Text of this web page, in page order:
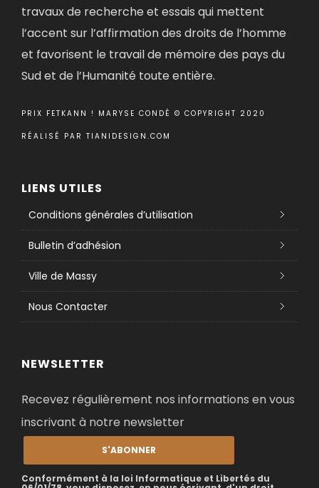
travaux de recherche et essais qui mettent
l’accent sur l’affirmation des droits de l’homme
et favorisent le travail de mémoire des pays du
Sud et de l’Humanité toute entière.
PRIX FETKANN ! MARYSE CONDÉ © COPYRIGHT 2020
RÉALISÉ PAR TIANIDESIGN.COM
LIENS UTILES
Conditions générales d’utilisation
Bulletin d’adhésion
Ville de Massy
Nous Contacter
NEWSLETTER
Recevez régulièrement nos informations en vous
inscrivant à notre newsletter
S'ABONNER
Conformément à la loi Informatique et Libertés du